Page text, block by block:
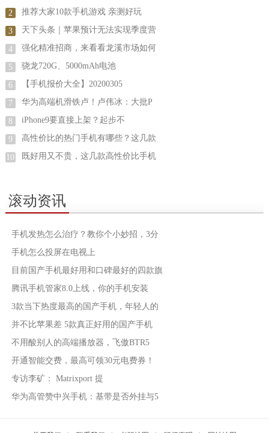
2 推荐大家10款手机游戏 亲测好玩
3 天下头条｜苹果预计无法实现季度营
4 强化精准招商，来看看龙溪市场如何
5 骁龙720G、5000mAh电池
6 【手机报价大全】20200305
7 华为高端机滑铁卢！卢伟冰：大批P
8 iPhone9要直接上架？起步不
9 高性价比的热门手机有哪些？这几款
10 既好用又不贵，这几款高性价比手机
滚动资讯
手机发热怎么治疗？教你个小妙招，3分
手机怎么投屏在电视上
目前国产手机最好用和口碑最好的四款旗
腾讯手机管家8.0上线，你的手机安装
3款当下热度最高的国产手机，年轻人的
并不比苹果差 5款真正好用的国产手机
不用酸别人的高端播放器，飞傲BTR5
开通智能交费，最高可领30元电费券！
专访李矿： Matrixport 提
华为高管赞中兴手机：基带是否外挂与5